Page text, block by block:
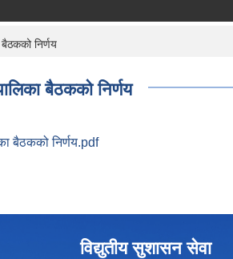
निर्णय
बैठकको निर्णय
बैठकको निर्णय.pdf
विद्युतीय सुशासन सेवा